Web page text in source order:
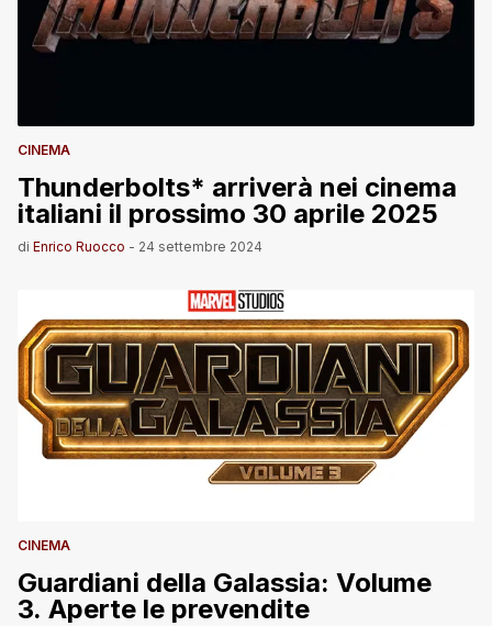
CINEMA
Thunderbolts* arriverà nei cinema
italiani il prossimo 30 aprile 2025
di Enrico Ruocco - 24 settembre 2024
CINEMA
Guardiani della Galassia: Volume
3. Aperte le prevendite